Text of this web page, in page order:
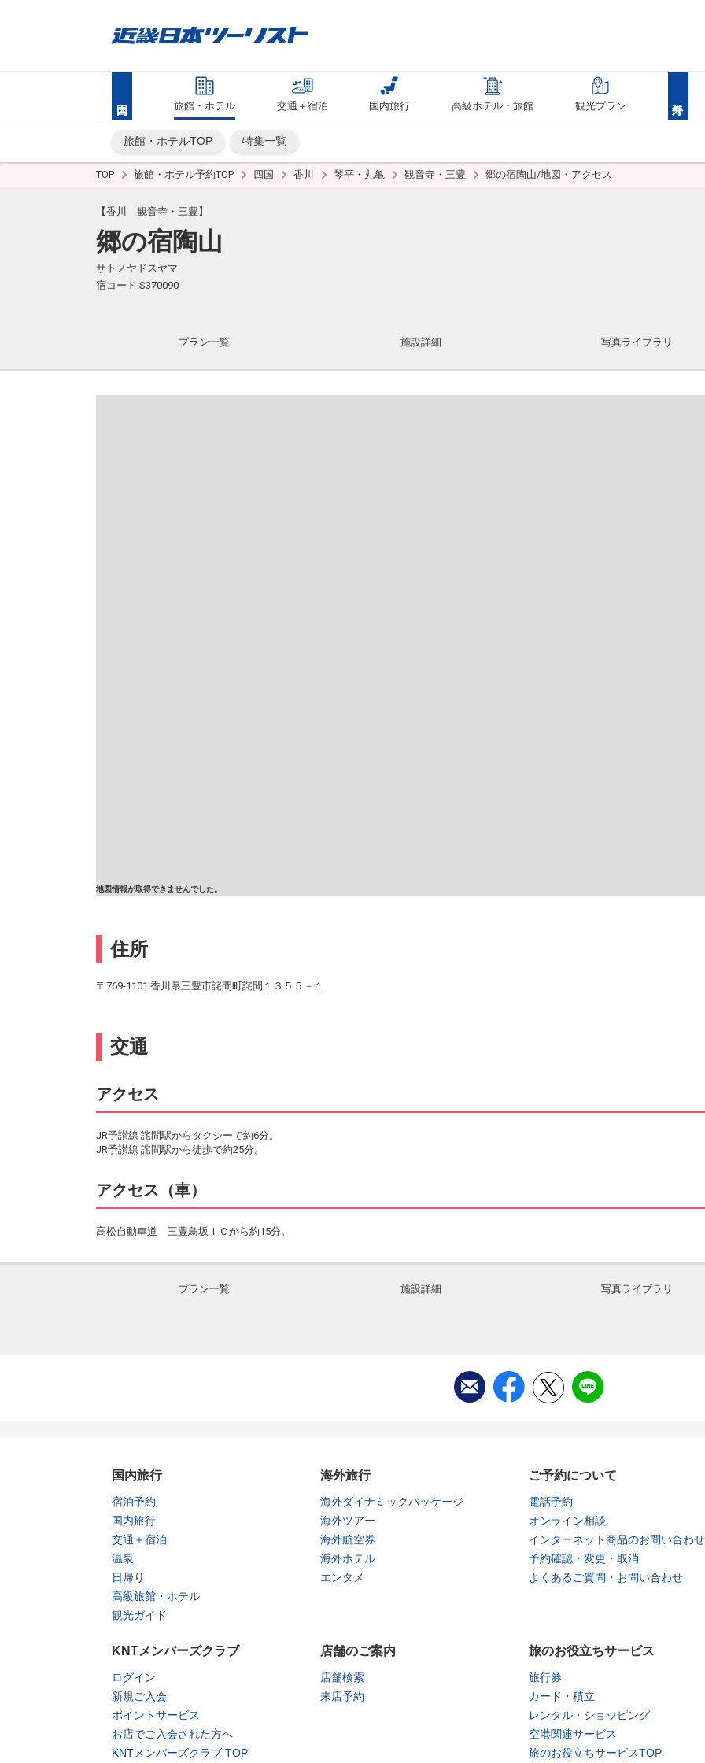
旅館・ホテル 交通＋宿泊 国内旅行 高級ホテル・旅館 観光プラン
旅館・ホテルTOP 特集一覧
TOP 旅館・ホテル予約TOP 四国 香川 琴平・丸亀 観音寺・三豊 郷の宿陶山/地図・アクセス
【香川 観音寺・三豊】
郷の宿陶山
サトノヤドスヤマ
宿コード:S370090
プラン一覧 施設詳細 写真ライブラリ
地図情報が取得できませんでした。
住所
〒769-1101 香川県三豊市詫間町詫間１３５５－１
交通
アクセス
JR予讃線 詫間駅からタクシーで約6分。
JR予讃線 詫間駅から徒歩で約25分。
アクセス（車）
高松自動車道 三豊鳥坂ＩＣから約15分。
プラン一覧 施設詳細 写真ライブラリ
国内旅行
宿泊予約
国内旅行
交通＋宿泊
温泉
日帰り
高級旅館・ホテル
観光ガイド
海外旅行
海外ダイナミックパッケージ
海外ツアー
海外航空券
海外ホテル
エンタメ
ご予約について
電話予約
オンライン相談
インターネット商品のお問い合わせ
予約確認・変更・取消
よくあるご質問・お問い合わせ
KNTメンバーズクラブ
ログイン
新規ご入会
ポイントサービス
お店でご入会された方へ
KNTメンバーズクラブ TOP
店舗のご案内
店舗検索
来店予約
旅のお役立ちサービス
旅行券
カード・積立
レンタル・ショッピング
空港関連サービス
旅のお役立ちサービスTOP